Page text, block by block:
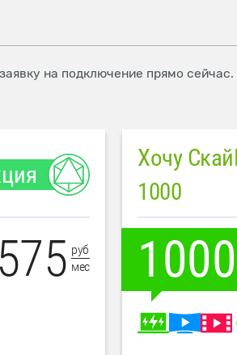
на подключение прямо
575 руб
мес
Хочу
1000
1000